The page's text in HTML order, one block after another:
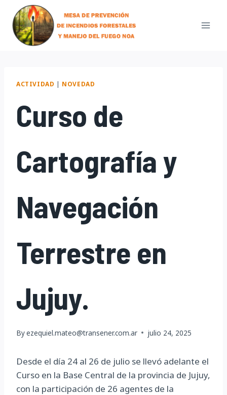
content
ACTIVIDAD | NOVEDAD
Curso de
Cartografía y
Navegación
Terrestre en
Jujuy.
Byezequiel.mateo@transener.com.ar julio 24, 2025
Desde el día 24 al 26 de julio se llevó adelante el
Curso en la Base Central de la provincia de Jujuy,
con la participación de 26 agentes de la